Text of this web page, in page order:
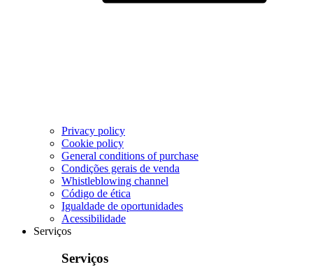
Privacy policy
Cookie policy
General conditions of purchase
Condições gerais de venda
Whistleblowing channel
Código de ética
Igualdade de oportunidades
Acessibilidade
Serviços
Serviços